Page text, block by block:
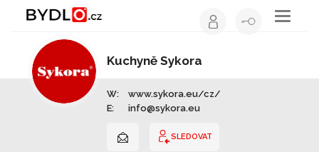
Toggle
Kuchyně Sykora
W:
www.sykora.eu/cz/
E:
info@sykora.eu
SLEDOVAT